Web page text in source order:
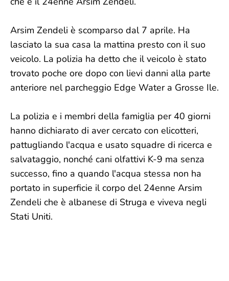
Arsim Zendeli è scomparso dal 7 aprile. Ha
lasciato la sua casa la mattina presto con il suo
veicolo. La polizia ha detto che il veicolo è stato
trovato poche ore dopo con lievi danni alla parte
anteriore nel parcheggio Edge Water a Grosse Ile.
La polizia e i membri della famiglia per 40 giorni
hanno dichiarato di aver cercato con elicotteri,
pattugliando l'acqua e usato squadre di ricerca e
salvataggio, nonché cani olfattivi K-9 ma senza
successo, fino a quando l'acqua stessa non ha
portato in superficie il corpo del 24enne Arsim
Zendeli che è albanese di Struga e viveva negli
Stati Uniti.